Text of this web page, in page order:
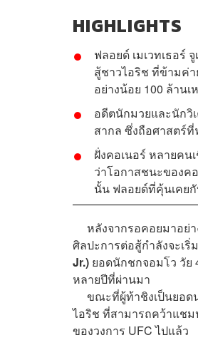
HIGHLIGHTS
ฟลอยด์ เมเวทเธอร์
สู้ชาวไอริช ที่ข้ามค่
อย่างน้อย 100 ล้าน
อดีตนักมวยและนักวิ
สากล ซึ่งถือศาสตร์
ฝั่งคอเนอร์ หลายคน
ว่าโอกาสชนะของค
นั้น ฟลอยด์ที่คุ้นเคย
หลังจากรอคอยมาอย่า
ศิลปะการต่อสู้กำลังจะเ
Jr.) ยอดนักชกจอมโว วัย
หลายปีที่ผ่านมา
ขณะที่ผู้ท้าชิงเป็นยอด
ไอริช ที่สามารถคว้าแชม
ของวงการ UFC ไปแล้ว